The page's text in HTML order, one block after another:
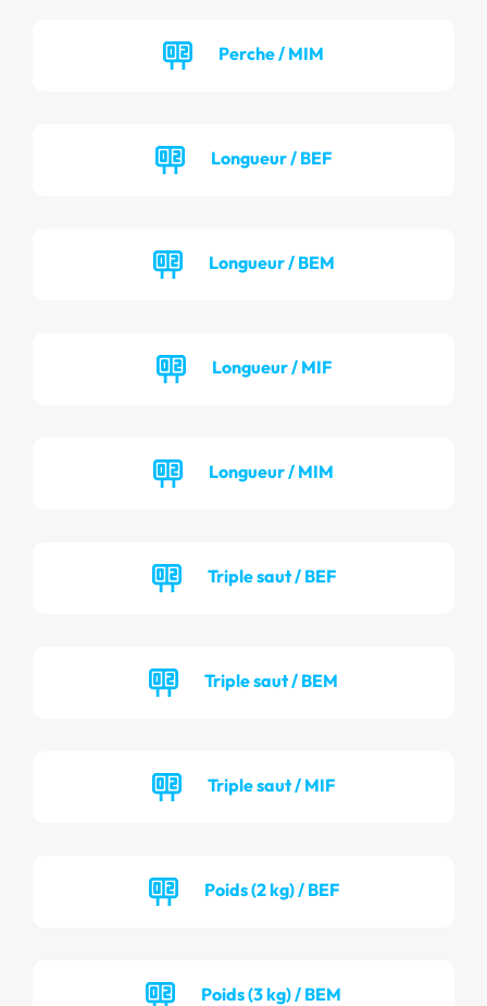
Perche / MIM
Longueur / BEF
Longueur / BEM
Longueur / MIF
Longueur / MIM
Triple saut / BEF
Triple saut / BEM
Triple saut / MIF
Poids (2 kg) / BEF
Poids (3 kg) / BEM